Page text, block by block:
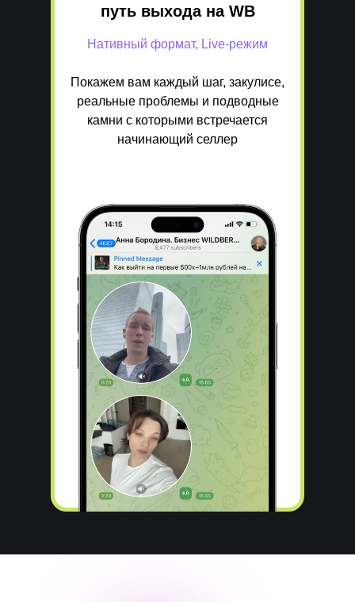
путь выхода на WB
Нативный формат, Live-режим
Покажем вам каждый шаг, закулисе,
реальные проблемы и подводные
камни с которыми встречается
начинающий селлер